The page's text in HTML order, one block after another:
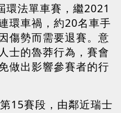
環法單車賽，繼2021
環車禍，約20名車手
傷勢而需要退賽。意
士的魯莽行為，賽會
做出影響參賽者的行
15賽段，由鄰近瑞士